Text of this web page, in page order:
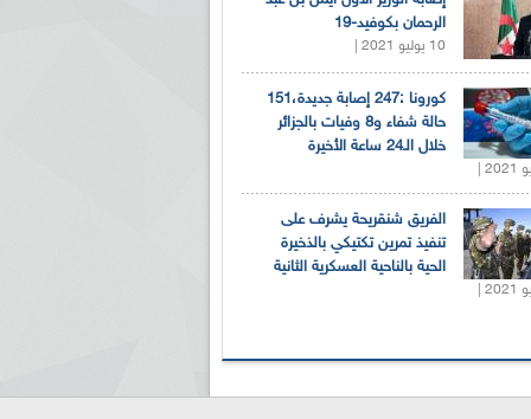
الرحمان بكوفيد-19
10 يوليو 2021 |
كورونا :247 إصابة جديدة،151
حالة شفاء و8 وفيات بالجزائر
خلال الـ24 ساعة الأخيرة
الفريق شنقريحة يشرف على
تنفيذ تمرين تكتيكي بالذخيرة
الحية بالناحية العسكرية الثانية